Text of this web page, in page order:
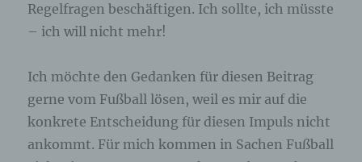
Regelfragen beschäftigen. Ich sollte, ich müsste
– ich will nicht mehr!
Ich möchte den Gedanken für diesen Beitrag
gerne vom Fußball lösen, weil es mir auf die
konkrete Entscheidung für diesen Impuls nicht
ankommt. Für mich kommen in Sachen Fußball
erfolgt daher im eigenen Interesse des für die
Verarbeitung Verantwortlichen, damit sich dieser
dieser erhobenen personenbezogenen Daten an
Dritte, sofern eine solche Weitergabe nicht
gesetzlich vorgeschrieben ist oder der
Rechtsverteidigung des für die Verarbeitung
Verantwortlichen dient.